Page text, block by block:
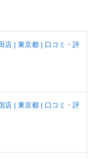
店 | 東京都 | 口コミ・評
店 | 東京都 | 口コミ・評